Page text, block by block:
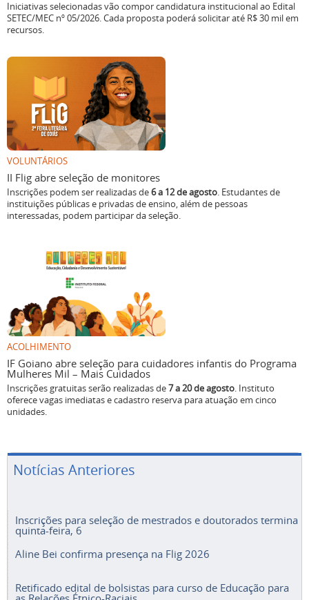
Iniciativas selecionadas vão compor candidatura institucional ao Edital
SETEC/MEC nº 05/2026. Cada proposta poderá solicitar até R$ 30 mil em
recursos.
VOLUNTÁRIOS
II Flig abre seleção de monitores
Inscrições podem ser realizadas de6 a 12 de agosto. Estudantes de
instituições públicas e privadas de ensino, além de pessoas
interessadas, podem participar da seleção.
ACOLHIMENTO
IF Goiano abre seleção para cuidadores infantis do Programa
Mulheres Mil – Mais Cuidados
Inscrições gratuitas serão realizadas de7 a 20 de agosto. Instituto
oferece vagas imediatas e cadastro reserva para atuação em cinco
unidades.
Notícias Anteriores
Inscrições para seleção de mestrados e doutorados termina
quinta-feira, 6
Aline Bei confirma presença na Flig 2026
Retificado edital de bolsistas para curso de Educação para